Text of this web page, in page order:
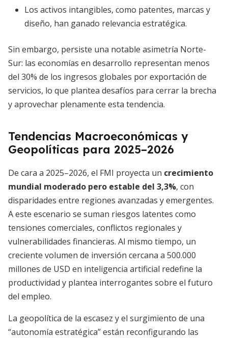
Los activos intangibles, como patentes, marcas y
diseño, han ganado relevancia estratégica.
Sin embargo, persiste una notable asimetría Norte-
Sur: las economías en desarrollo representan menos
del 30% de los ingresos globales por exportación de
servicios, lo que plantea desafíos para cerrar la brecha
y aprovechar plenamente esta tendencia.
Tendencias Macroeconómicas y
Geopolíticas para 2025–2026
De cara a 2025–2026, el FMI proyecta un crecimiento
mundial moderado pero estable del 3,3%, con
disparidades entre regiones avanzadas y emergentes.
A este escenario se suman riesgos latentes como
tensiones comerciales, conflictos regionales y
vulnerabilidades financieras. Al mismo tiempo, un
creciente volumen de inversión cercana a 500.000
millones de USD en inteligencia artificial redefine la
productividad y plantea interrogantes sobre el futuro
del empleo.
La geopolítica de la escasez y el surgimiento de una
“autonomía estratégica” están reconfigurando las